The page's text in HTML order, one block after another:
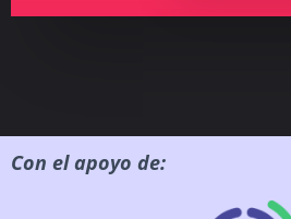
Con el apoyo de: